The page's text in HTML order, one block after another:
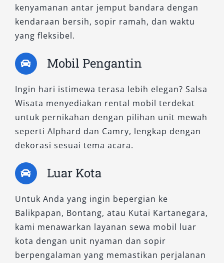
kenyamanan antar jemput bandara dengan
kendaraan bersih, sopir ramah, dan waktu
yang fleksibel.
Mobil Pengantin
Ingin hari istimewa terasa lebih elegan? Salsa
Wisata menyediakan rental mobil terdekat
untuk pernikahan dengan pilihan unit mewah
seperti Alphard dan Camry, lengkap dengan
dekorasi sesuai tema acara.
Luar Kota
Untuk Anda yang ingin bepergian ke
Balikpapan, Bontang, atau Kutai Kartanegara,
kami menawarkan layanan sewa mobil luar
kota dengan unit nyaman dan sopir
berpengalaman yang memastikan perjalanan